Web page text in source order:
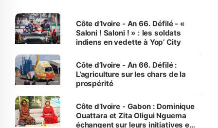
Côte d’Ivoire - An 66. Défilé - «
Saloni ! Saloni ! » : les soldats
indiens en vedette à Yop’ City
Côte d’Ivoire - An 66. Défilé :
L’agriculture sur les chars de la
prospérité
Côte d’Ivoire - Gabon : Dominique
Ouattara et Zita Oligui Nguema
échangent sur leurs initiatives en